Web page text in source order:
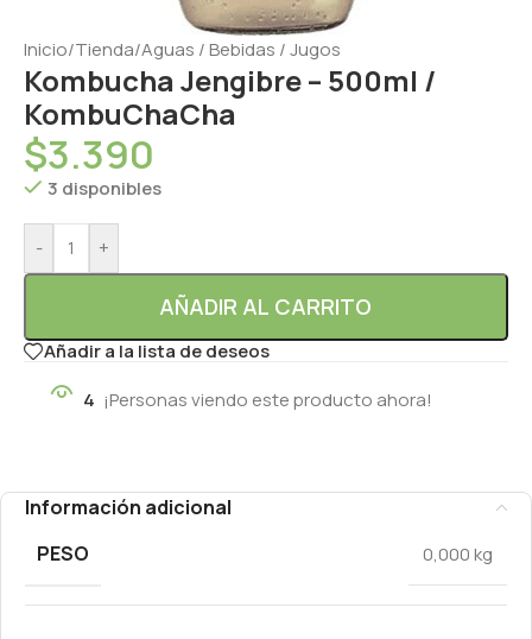
Inicio/Tienda/Aguas / Bebidas / Jugos
Kombucha Jengibre – 500ml /
KombuChaCha
$3.390
3 disponibles
- +
AÑADIR AL CARRITO
Añadir a la lista de deseos
4 ¡Personas viendo este producto ahora!
Información adicional
PESO
0,000 kg